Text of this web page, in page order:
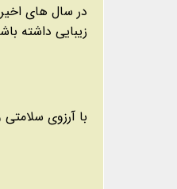
در سال های
زیبایی داشته
با آرزوی